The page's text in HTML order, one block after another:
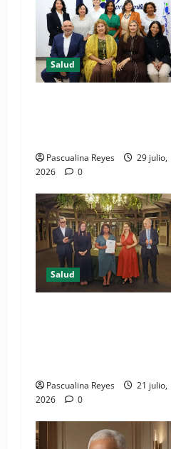
Salud
Pascualina Reyes
29 julio,
2026
0
Salud
Pascualina Reyes
21 julio,
2026
0